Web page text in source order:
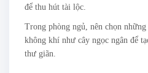
để thu hút tài lộc.
Trong phòng ngủ, nên chọn
không khí như cây ngọc ngân để
thư giãn.